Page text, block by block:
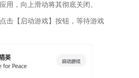
用，向上滑动将其彻底关闭。
击【启动游戏】按钮，等待游戏